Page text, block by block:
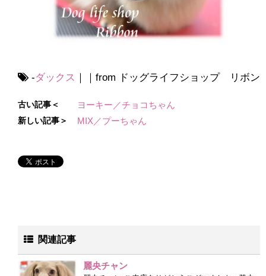
-ダックス ｜｜from ドッグライフショップ リボン
古い記事＜ ヨーキー／チョコちゃん
新しい記事＞ MIX／プーちゃん
関連記事
麗央チャン